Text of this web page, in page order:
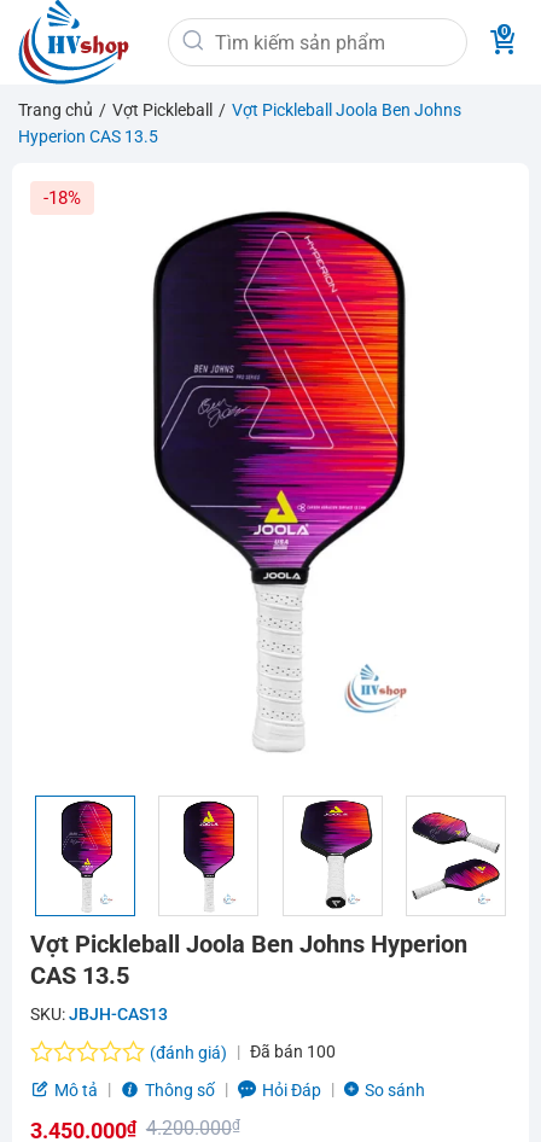
qua
nội
dung
Tìm
kiếm:
Trang chủ / Vợt Pickleball / Vợt Pickleball Joola Ben Johns
Hyperion CAS 13.5
-18%
Vợt Pickleball Joola Ben Johns Hyperion
CAS 13.5
SKU:JBJH-CAS13
Được
hạng
(đánh giá) Đã bán 100
Mô tả
Thông số Hỏi Đáp So sánh
4.200.000₫
3.450.000₫